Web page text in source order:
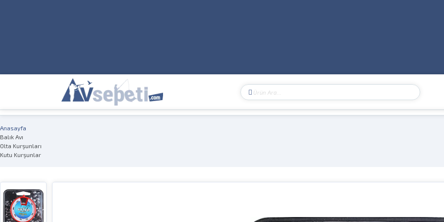
Anasayfa
Balık Avı
Olta Kurşunları
Kutu Kurşunlar